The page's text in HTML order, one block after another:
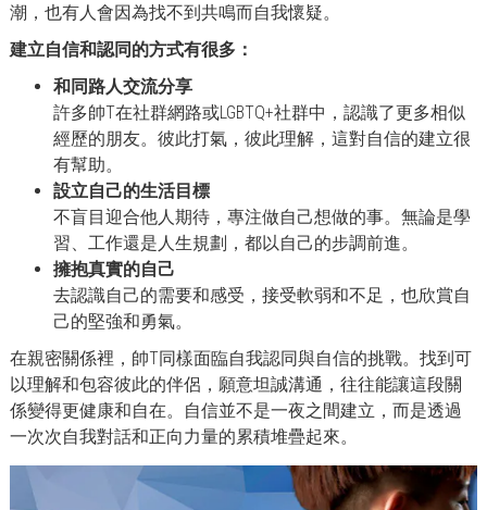
潮，也有人會因為找不到共鳴而自我懷疑。
建立自信和認同的方式有很多：
和同路人交流分享
許多帥T在社群網路或LGBTQ+社群中，認識了更多相似
經歷的朋友。彼此打氣，彼此理解，這對自信的建立很
有幫助。
設立自己的生活目標
不盲目迎合他人期待，專注做自己想做的事。無論是學
習、工作還是人生規劃，都以自己的步調前進。
擁抱真實的自己
去認識自己的需要和感受，接受軟弱和不足，也欣賞自
己的堅強和勇氣。
在親密關係裡，帥T同樣面臨自我認同與自信的挑戰。找到可
以理解和包容彼此的伴侶，願意坦誠溝通，往往能讓這段關
係變得更健康和自在。自信並不是一夜之間建立，而是透過
一次次自我對話和正向力量的累積堆疊起來。